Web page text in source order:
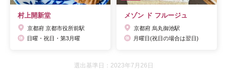
村上開新堂
京都府 京都市役所前駅
日曜・祝日・第3月曜
メゾン ド フルージュ
京都府 烏丸御池駅
月曜日(祝日の場合は翌日)
選出基準日：2023年7月26日